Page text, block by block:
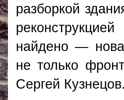
разборкой
найдено —
не только
Сергей Кузнецов.